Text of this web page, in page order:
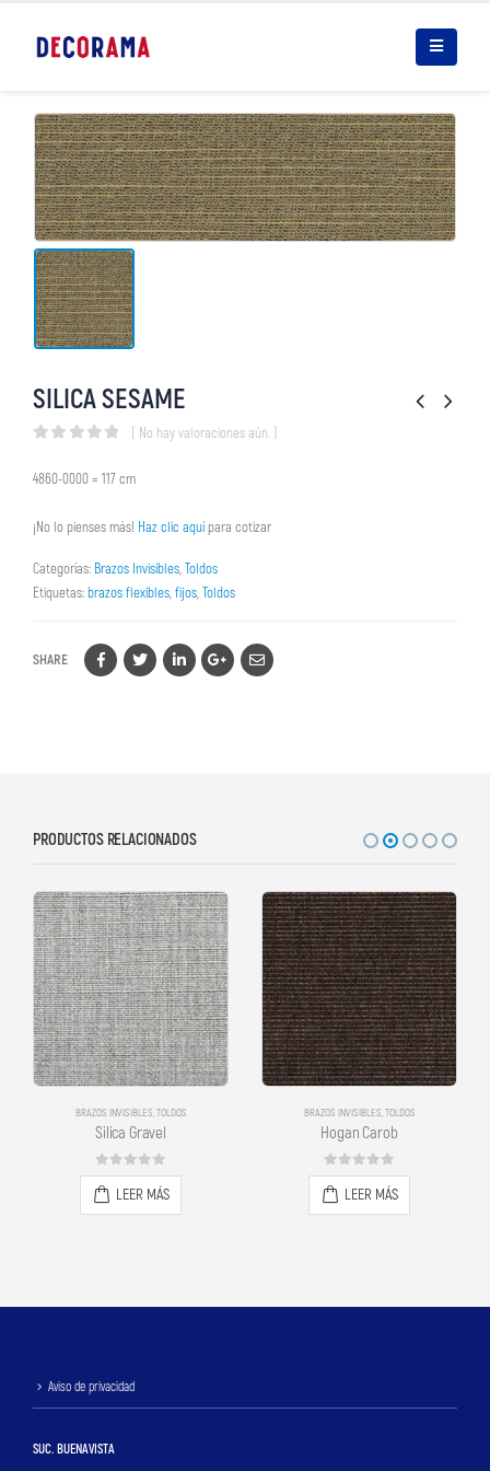
SILICA SESAME
( No hay valoraciones aún. )
4860-0000 = 117 cm
¡No lo pienses más! Haz clic aquípara cotizar
Categorías: Brazos Invisibles,Toldos
Etiquetas:brazos flexibles,fijos,Toldos
SHARE
PRODUCTOS RELACIONADOS
BRAZOS INVISIBLES,TOLDOS
Silica Gravel
0out of 5
LEER MÁS
BRAZOS INVISIBLES,TOLDOS
Hogan Carob
0out of 5
LEER MÁS
Aviso de privacidad
SUC. BUENAVISTA